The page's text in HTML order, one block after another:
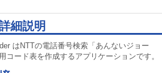
細説明
はNTTの電話番号検索「あんないジョー
コード表を作成するアプリケーションです。